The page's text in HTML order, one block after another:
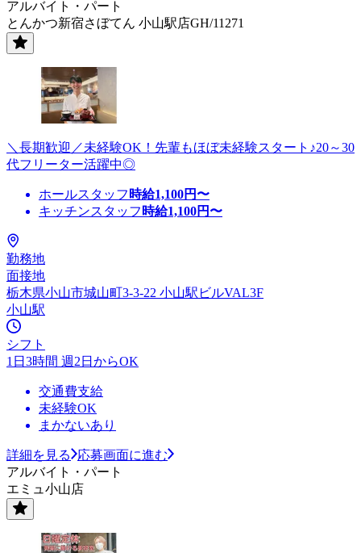
アルバイト・パート
とんかつ新宿さぼてん 小山駅店GH/11271
＼長期歓迎／未経験OK！先輩もほぼ未経験スタート♪20～30
代フリーター活躍中◎
ホールスタッフ 時給1,100円〜
キッチンスタッフ 時給1,100円〜
勤務地
面接地
栃木県小山市城山町3-3-22 小山駅ビルVAL3F
小山駅
シフト
1日3時間 週2日からOK
交通費支給
未経験OK
まかないあり
詳細を見る
応募画面に進む
アルバイト・パート
エミュ小山店